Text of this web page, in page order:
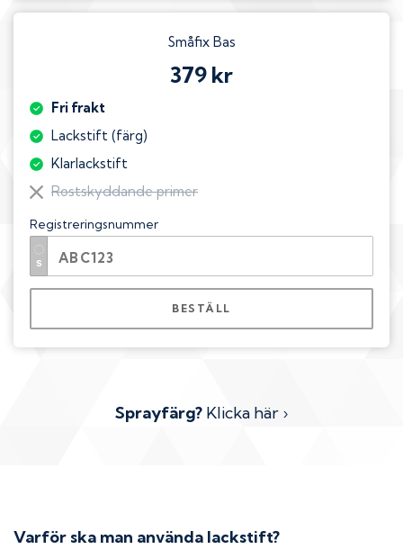
Småfix Bas
379 kr
Fri frakt
Lackstift (färg)
Klarlackstift
Rostskyddande primer
Registreringsnummer
BESTÄLL
Sprayfärg? Klicka här ›
Varför ska man använda lackstift?